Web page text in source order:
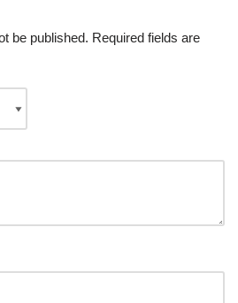
be published. Required fields are